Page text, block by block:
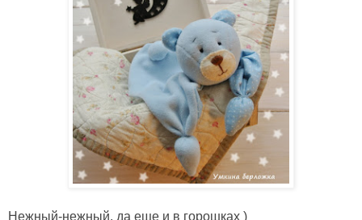
Нежный-нежный. да еще и в горошках )